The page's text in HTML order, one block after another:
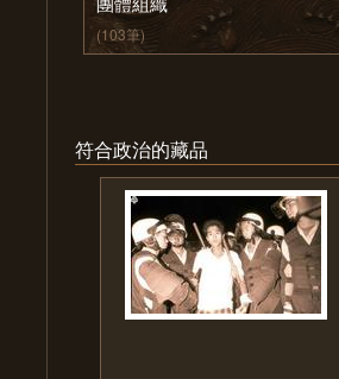
(103筆)
符合政治的藏品